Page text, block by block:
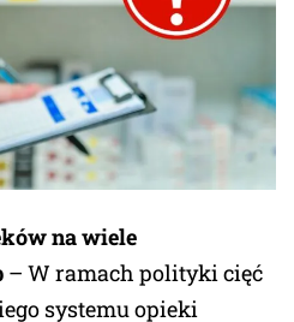
na wiele
– W ramach polityki cięć
systemu opieki